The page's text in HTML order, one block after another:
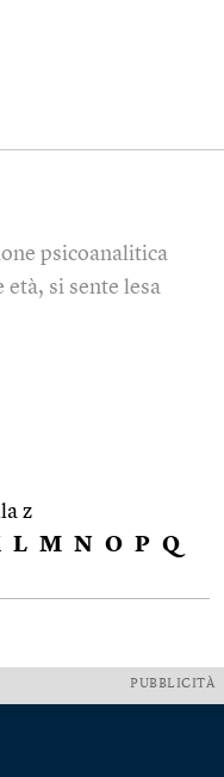
psicoanalitica
età, si sente lesa
z
L M N O P Q
PUBBLICITÀ